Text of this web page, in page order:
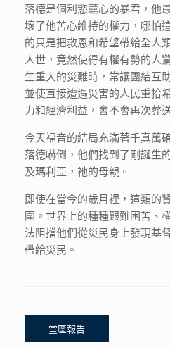
落德是個利慾薰心的暴君，他
壞了他苦心維持的權力，哪怕
的只是把救恩和希望帶給全人
人世，竟然使得有權有勢的人
生重大的災難時，常讓團結互
並使直接遭遇災害的人民重拾
力和經濟利益，會不會再次葬
今天福音的結局充滿著千真萬
落德嚇倒，他們找到了剛誕生
及瑪利亞，祂的母親。
即使在當今的歲月裡，這類的
圍。世界上的種種艱難困苦、
法阻擋他們從災民身上發現基
帶給災民。